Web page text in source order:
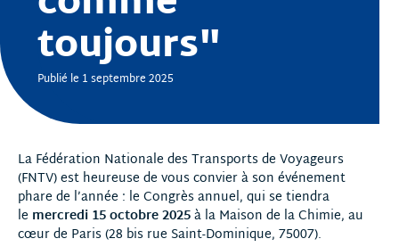
toujours"
Publié le 1 septembre 2025
La Fédération Nationale des Transports de Voyageurs
(FNTV) est heureuse de vous convier à son événement
phare de l’année : le Congrès annuel, qui se tiendra
le mercredi 15 octobre 2025à la Maison de la Chimie, au
cœur de Paris (28 bis rue Saint-Dominique, 75007).